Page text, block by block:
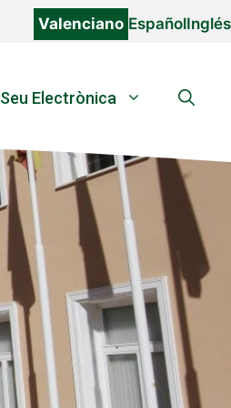
Valenciano EspañolInglés
Seu Electrònica